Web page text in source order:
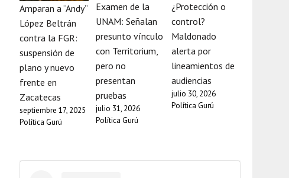
Amparan a “Andy”
López Beltrán
contra la FGR:
suspensión de
plano y nuevo
frente en
Zacatecas
septiembre 17, 2025
Política Gurú
Examen de la
UNAM: Señalan
presunto vínculo
con Territorium,
pero no
presentan
pruebas
julio 31, 2026
Política Gurú
¿Protección o
control?
Maldonado
alerta por
lineamientos de
audiencias
julio 30, 2026
Política Gurú